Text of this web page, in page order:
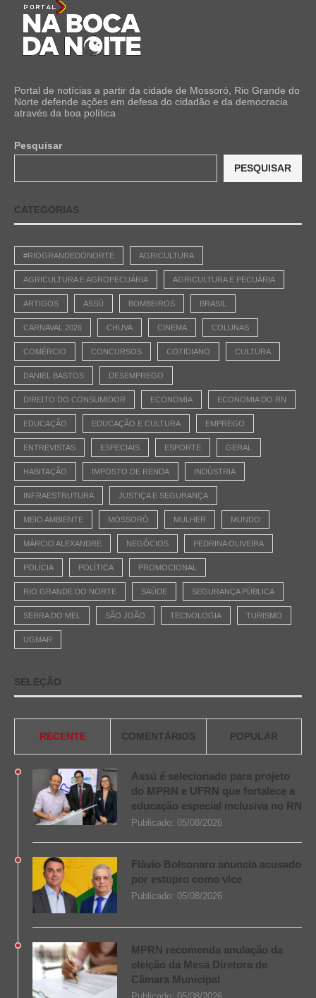
Portal de notícias a partir da cidade de Mossoró, Rio Grande do
Norte defende ações em defesa do cidadão e da democracia
através da boa política
Pesquisar
PESQUISAR
CATEGORIAS
#RIOGRANDEDONORTE AGRICULTURA
AGRICULTURA E AGROPECUÁRIA AGRICULTURA E PECUÁRIA
ARTIGOS ASSÚ BOMBEIROS BRASIL
CARNAVAL 2026 CHUVA CINEMA COLUNAS
COMÉRCIO CONCURSOS COTIDIANO CULTURA
DANIEL BASTOS DESEMPREGO
DIREITO DO CONSUMIDOR ECONOMIA ECONOMIA DO RN
EDUCAÇÃO EDUCAÇÃO E CULTURA EMPREGO
ENTREVISTAS ESPECIAIS ESPORTE GERAL
HABITAÇÃO IMPOSTO DE RENDA INDÚSTRIA
INFRAESTRUTURA JUSTIÇA E SEGURANÇA
MEIO AMBIENTE MOSSORÓ MULHER MUNDO
MÁRCIO ALEXANDRE NEGÓCIOS PEDRINA OLIVEIRA
POLÍCIA POLÍTICA PROMOCIONAL
RIO GRANDE DO NORTE SAÚDE SEGURANÇA PÚBLICA
SERRA DO MEL SÃO JOÃO TECNOLOGIA TURISMO
UGMAR
SELEÇÃO
RECENTE COMENTÁRIOS POPULAR
Assú é selecionado para projeto
do MPRN e UFRN que fortalece a
educação especial inclusiva no RN
Publicado: 05/08/2026
Flávio Bolsonaro anuncia acusado
por estupro como vice
Publicado: 05/08/2026
MPRN recomenda anulação da
eleição da Mesa Diretora de
Câmara Municipal